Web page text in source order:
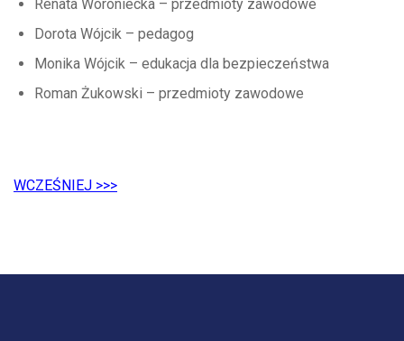
Renata Woroniecka – przedmioty zawodowe
Dorota Wójcik – pedagog
Monika Wójcik – edukacja dla bezpieczeństwa
Roman Żukowski – przedmioty zawodowe
WCZEŚNIEJ >>>